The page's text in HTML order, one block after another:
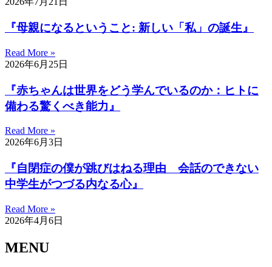
『母親になるということ: 新しい「私」の誕生』
Read More »
2026年6月25日
『赤ちゃんは世界をどう学んでいるのか：ヒトに
備わる驚くべき能力』
Read More »
2026年6月3日
『自閉症の僕が跳びはねる理由 会話のできない
中学生がつづる内なる心』
Read More »
2026年4月6日
MENU